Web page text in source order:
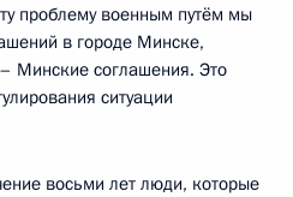
проблему военным путём мы
в городе Минске,
Минские соглашения. Это
ситуации
восьми лет люди, которые